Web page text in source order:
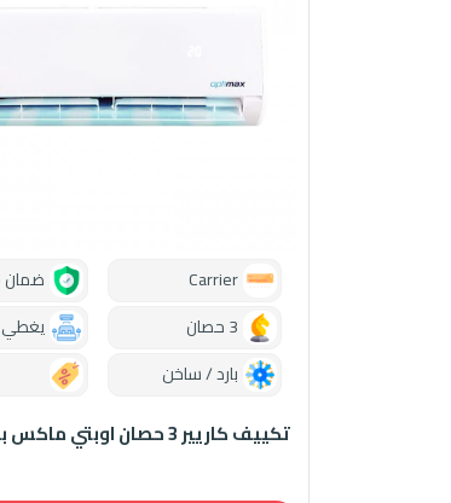
بارد / ساخن
ضمان 5 سنوات
يغطي 24 متر
تكييف كاريير 3 حصان اوبتي ماكس بارد ساخن